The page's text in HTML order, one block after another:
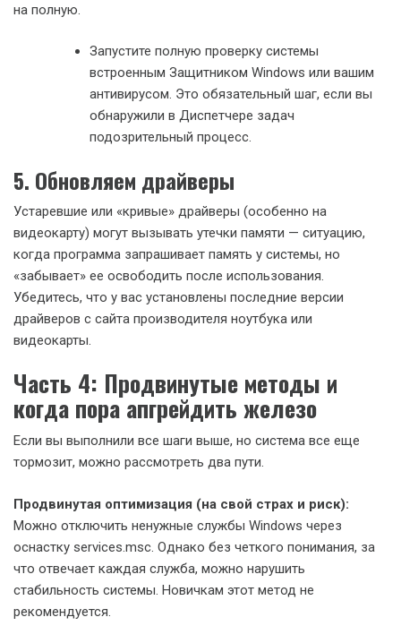
на полную.
Запустите полную проверку системы
встроенным Защитником Windows или вашим
антивирусом. Это обязательный шаг, если вы
обнаружили в Диспетчере задач
подозрительный процесс.
5. Обновляем драйверы
Устаревшие или «кривые» драйверы (особенно на
видеокарту) могут вызывать утечки памяти — ситуацию,
когда программа запрашивает память у системы, но
«забывает» ее освободить после использования.
Убедитесь, что у вас установлены последние версии
драйверов с сайта производителя ноутбука или
видеокарты.
Часть 4: Продвинутые методы и
когда пора апгрейдить железо
Если вы выполнили все шаги выше, но система все еще
тормозит, можно рассмотреть два пути.
Продвинутая оптимизация (на свой страх и риск):
Можно отключить ненужные службы Windows через
оснастку services.msc. Однако без четкого понимания, за
что отвечает каждая служба, можно нарушить
стабильность системы. Новичкам этот метод не
рекомендуется.